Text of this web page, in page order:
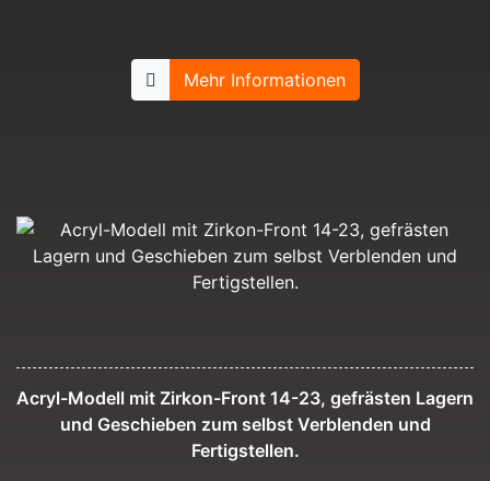
Mehr Informationen
Acryl-Modell mit Zirkon-Front 14-23, gefrästen Lagern
und Geschieben zum selbst Verblenden und
Fertigstellen.